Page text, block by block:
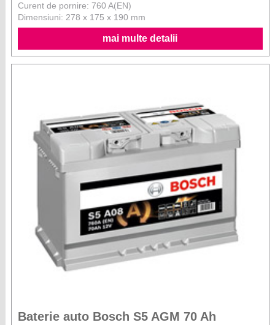
Curent de pornire: 760 A(EN)
Dimensiuni: 278 x 175 x 190 mm
mai multe detalii
Baterie auto Bosch S5 AGM 70 Ah